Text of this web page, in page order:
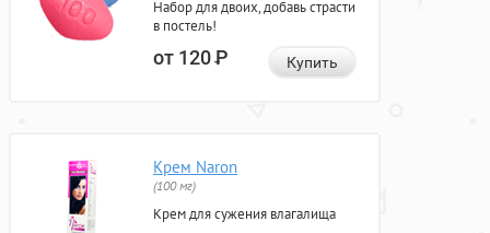
Набор для двоих, добавь страсти
в постель!
от 120Р Купить
Крем Naron
(100 мг)
Крем для сужения влагалища